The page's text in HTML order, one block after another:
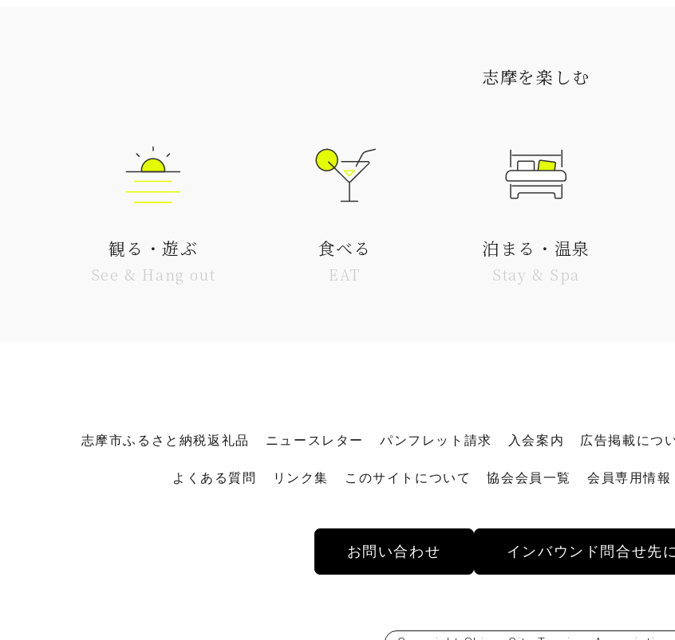
志摩を楽しむ
観る・遊ぶ
See & Hang out
食べる
EAT
泊まる・温泉
Stay & Spa
志摩市ふるさと納税返礼品 ニュースレター パンフレット請求 入会案内 広告掲載につ
よくある質問 リンク集 このサイトについて 協会会員一覧 会員専用情報
お問い合わせ インバウンド 問合せ先